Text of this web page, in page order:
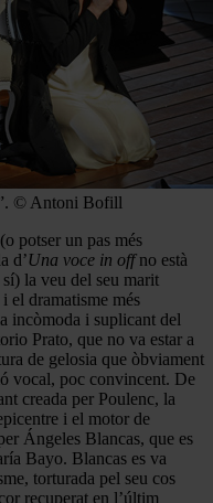
© Antoni Bofill
potser un pas més
d’Una voce in offno està
la veu del seu marit
el dramatisme més
incòmoda i suplicant del
Prato, que no va estar a
de gelosia que òbviament
vocal, poc convincent. De
creada per Poulenc, la
i el motor de
Ángeles Blancas, que es
Bayo. Blancas es va
torturada pel seu cos
recuperat en l’últim